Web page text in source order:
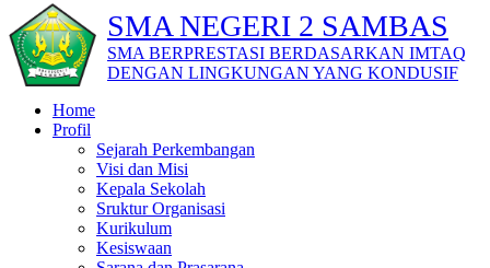
SMA NEGERI 2 SAMBAS
SMA BERPRESTASI BERDASARKAN IMTAQ
DENGAN LINGKUNGAN YANG KONDUSIF
Home
Profil
Sejarah Perkembangan
Visi dan Misi
Kepala Sekolah
Sruktur Organisasi
Kurikulum
Kesiswaan